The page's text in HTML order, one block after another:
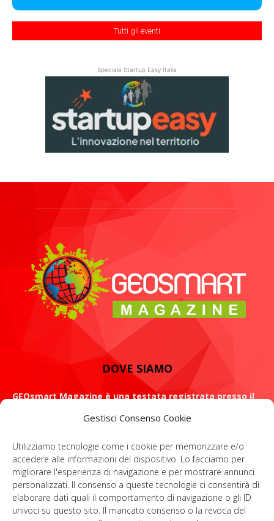
Gestisci Consenso Cookie
Utilizziamo tecnologie come i cookie per memorizzare e/o
accedere alle informazioni del dispositivo. Lo facciamo per
migliorare l'esperienza di navigazione e per mostrare annunci
personalizzati. Il consenso a queste tecnologie ci consentirà di
elaborare dati quali il comportamento di navigazione o gli ID
univoci su questo sito. Il mancato consenso o la revoca del
Tutti gli eventi
Speciale Startup Easy Italia
DOVE SIAMO
GEOsmart Magazine è una testata registrata presso il
ROMA: Via Casilina 98, 00182
Contattaci:info@geosmartmagazine.it